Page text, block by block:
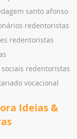
santo afonso
redentoristas
redentoristas
redentoristas
vocacional
Ideias &